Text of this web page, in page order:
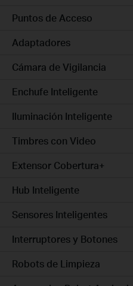
Puntos de Acceso
Adaptadores
Cámara de Vigilancia
Enchufe Inteligente
Iluminación Inteligente
Timbres con Video
Extensor Cobertura+
Hub Inteligente
Sensores Inteligentes
Interruptores y Botones
Robots de Limpieza